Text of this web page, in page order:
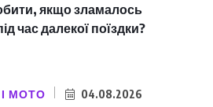
якщо зламалось
час далекої поїздки?
МОТО 04.08.2026